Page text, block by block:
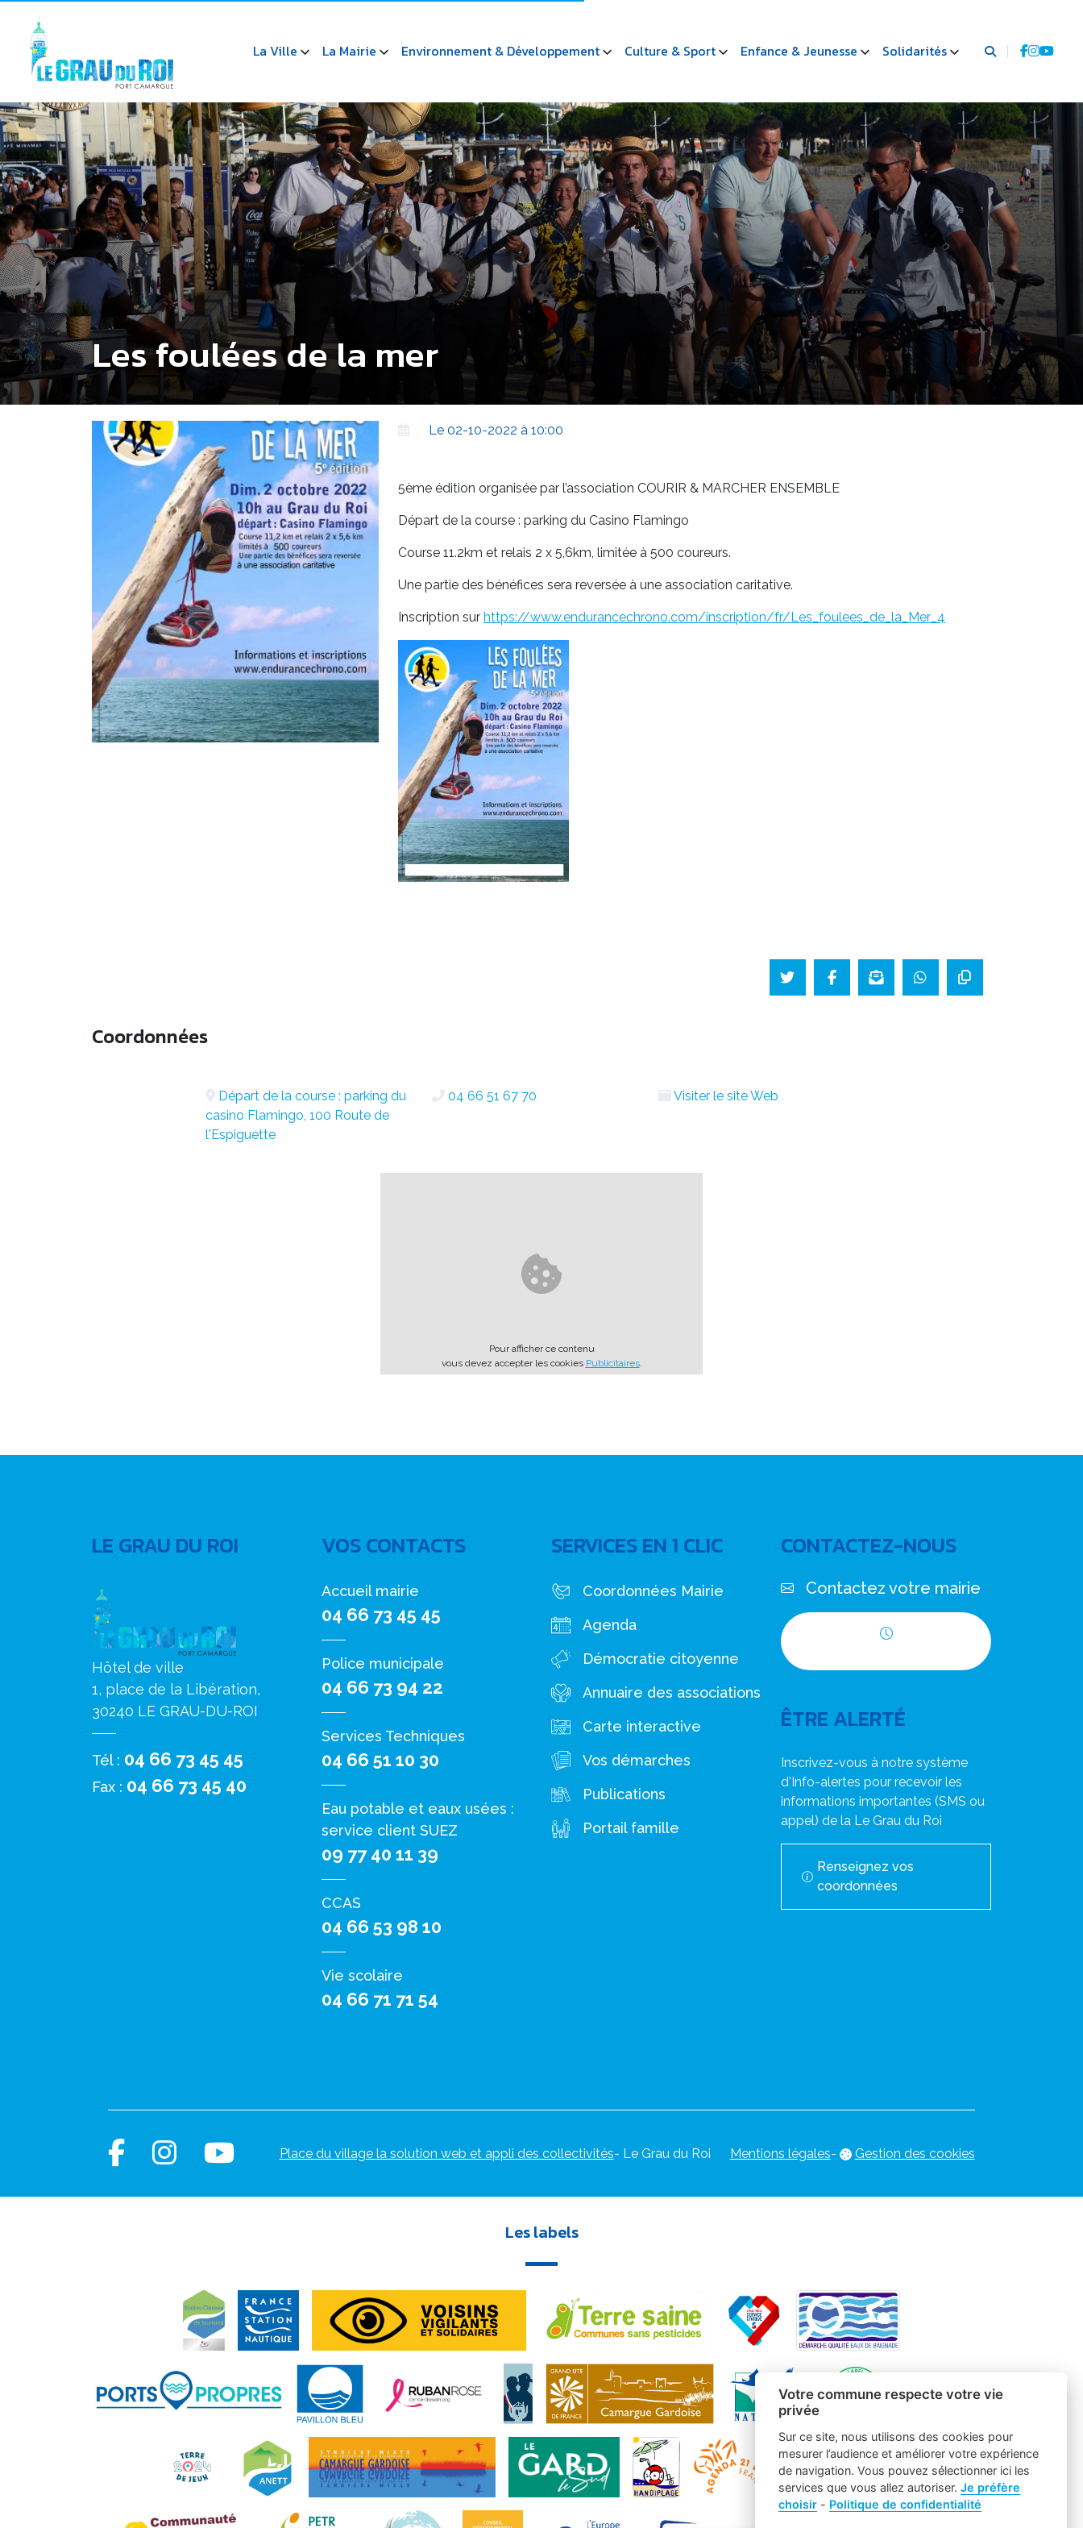
La Ville La Mairie Environnement & Développement Culture & Sport Enfance & Jeunesse Solidarités
Les foulées de la mer
Le 02-10-2022 à 10:00
5ème édition organisée par l’association COURIR & MARCHER ENSEMBLE
Départ de la course : parking du Casino Flamingo
Course 11.2km et relais 2 x 5,6km, limitée à 500 coureurs.
Une partie des bénéfices sera reversée à une association caritative.
Inscription sur https://www.endurancechrono.com/inscription/fr/Les_foulees_de_la_Mer_4
Coordonnées
Départ de la course : parking du
casino Flamingo, 100 Route de
l'Espiguette
04 66 51 67 70 Visiter le site Web
Pour afficher ce contenu
vous devez accepter les cookies Publicitaires.
LE GRAU DU ROI
Hôtel de ville
1, place de la Libération,
30240 LE GRAU-DU-ROI
Tél : 04 66 73 45 45
Fax : 04 66 73 45 40
VOS CONTACTS
Accueil mairie
04 66 73 45 45
Police municipale
04 66 73 94 22
Services Techniques
04 66 51 10 30
Eau potable et eaux usées :
service client SUEZ
09 77 40 11 39
CCAS
04 66 53 98 10
Vie scolaire
04 66 71 71 54
SERVICES EN 1 CLIC
Coordonnées Mairie
Agenda
Démocratie citoyenne
Annuaire des associations
Carte interactive
Vos démarches
Publications
Portail famille
CONTACTEZ-NOUS
Contactez votre mairie
ÊTRE ALERTÉ
Inscrivez-vous à notre système
d'Info-alertes pour recevoir les
informations importantes (SMS ou
appel) de la Le Grau du Roi
Renseignez vos
coordonnées
Place du village la solution web et appli des collectivités- Le Grau du Roi Mentions légales- Gestion des cookies
Les labels
Votre commune respecte votre vie
privée
Sur ce site, nous utilisons des cookies pour
mesurer l’audience et améliorer votre expérience
de navigation. Vous pouvez sélectionner ici les
services que vous allez autoriser. Je préfère
choisir- Politique de confidentialité